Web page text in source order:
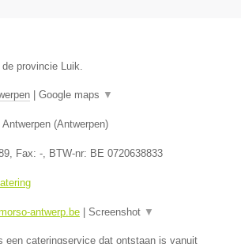
provincie Luik.
| Google maps ▼
Antwerpen (Antwerpen)
, Fax: - , BTW-nr: BE 0720638833
antwerp.be | Screenshot ▼
een cateringservice dat ontstaan is vanuit